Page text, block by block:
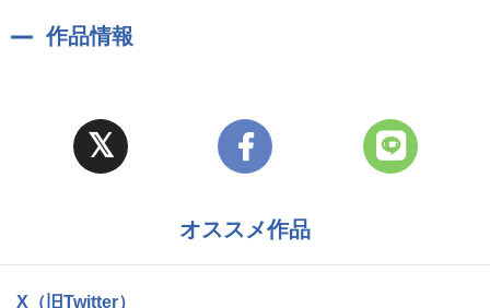
作品情報
オススメ作品
X（旧Twitter）